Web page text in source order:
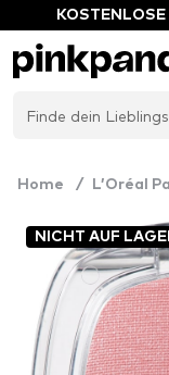
Home / L’Oréal
NICHT AUF